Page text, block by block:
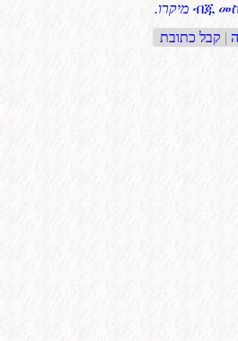
.מיקרו ብጁ
|